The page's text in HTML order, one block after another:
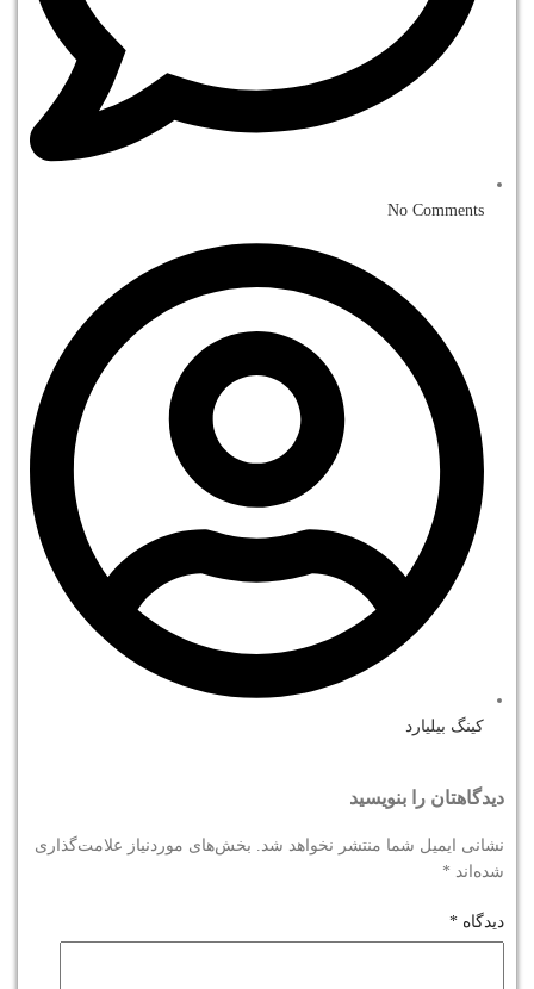
No Comments
کینگ بیلیارد
دیدگاهتان را بنویسید
نشانی ایمیل شما منتشر نخواهد شد. بخش‌های موردنیاز علامت‌گذاری
شده‌اند *
دیدگاه *